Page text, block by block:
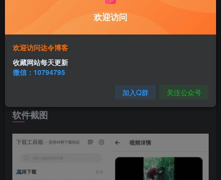
箱app是一款纯粹的全能
载以外的多余功能，所有功能完全免费。支持46种协议，磁
力或迅雷链接，直链或m3u8，
短视频下载，全部无
等电商平台的商品
软件截图
欢迎访问
欢迎访问达令博客
收藏网站每天更新
微信：10794795
加入Q群 关注公众号